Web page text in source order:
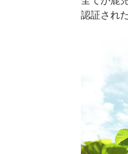
認証され